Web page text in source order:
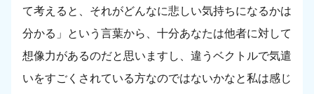
て考えると、それがどんなに悲しい気持ちになるかは
分かる」という言葉から、十分あなたは他者に対して
想像力があるのだと思いますし、違うベクトルで気遣
いをすごくされている方なのではないかなと私は感じ